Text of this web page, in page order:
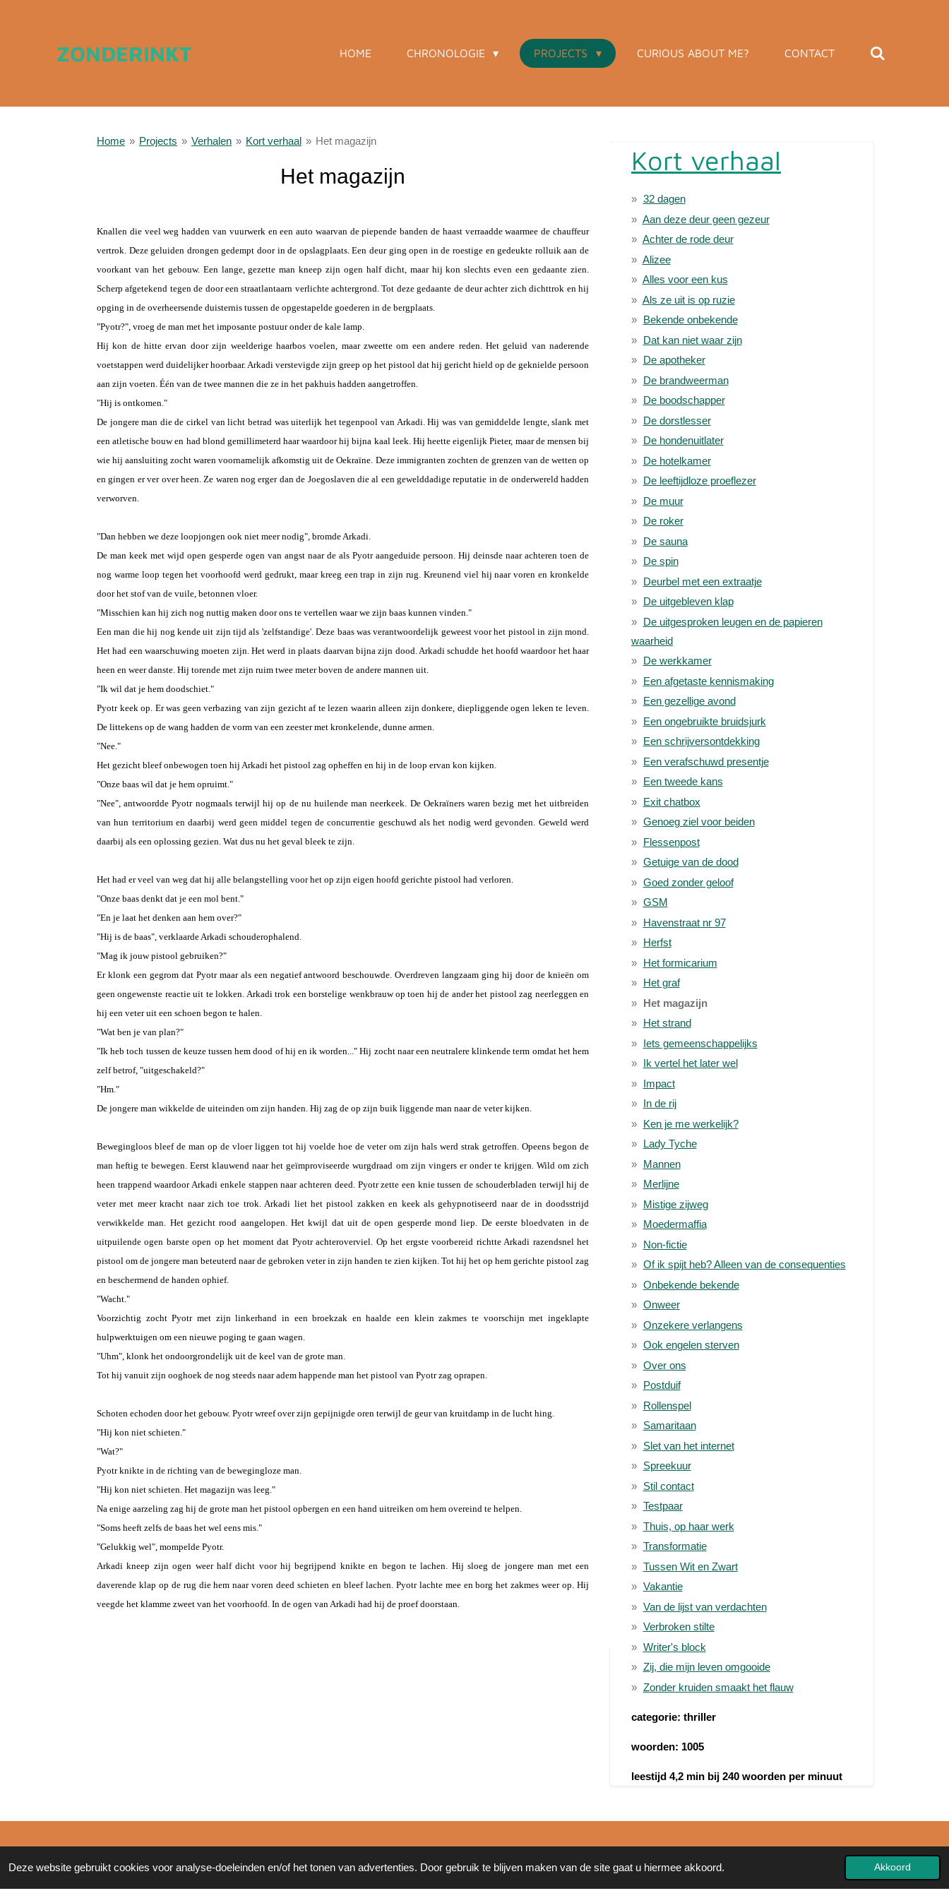
Deze website gebruikt cookies voor analyse-doeleinden en/of het tonen van advertenties. Door gebruik te blijven maken van de site gaat u hiermee akkoord. Akkoord
ZONDERINKT HOME CHRONOLOGIE PROJECTS CURIOUS ABOUT ME? CONTACT
Home » Projects » Verhalen » Kort verhaal » Het magazijn
Het magazijn
Knallen die veel weg hadden van vuurwerk en een auto waarvan de piepende banden de haast verraadde waarmee de chauffeur
vertrok. Deze geluiden drongen gedempt door in de opslagplaats. Een deur ging open in de roestige en gedeukte rolluik aan de
voorkant van het gebouw. Een lange, gezette man kneep zijn ogen half dicht, maar hij kon slechts even een gedaante zien.
Scherp afgetekend tegen de door een straatlantaarn verlichte achtergrond. Tot deze gedaante de deur achter zich dichttrok en hij
opging in de overheersende duisternis tussen de opgestapelde goederen in de bergplaats.
"Pyotr?", vroeg de man met het imposante postuur onder de kale lamp.
Hij kon de hitte ervan door zijn weelderige haarbos voelen, maar zweette om een andere reden. Het geluid van naderende
voetstappen werd duidelijker hoorbaar. Arkadi verstevigde zijn greep op het pistool dat hij gericht hield op de geknielde persoon
aan zijn voeten. Één van de twee mannen die ze in het pakhuis hadden aangetroffen.
"Hij is ontkomen."
De jongere man die de cirkel van licht betrad was uiterlijk het tegenpool van Arkadi. Hij was van gemiddelde lengte, slank met
een atletische bouw en had blond gemillimeterd haar waardoor hij bijna kaal leek. Hij heette eigenlijk Pieter, maar de mensen bij
wie hij aansluiting zocht waren voornamelijk afkomstig uit de Oekraïne. Deze immigranten zochten de grenzen van de wetten op
en gingen er ver over heen. Ze waren nog erger dan de Joegoslaven die al een gewelddadige reputatie in de onderwereld hadden
verworven.
"Dan hebben we deze loopjongen ook niet meer nodig", bromde Arkadi.
De man keek met wijd open gesperde ogen van angst naar de als Pyotr aangeduide persoon. Hij deinsde naar achteren toen de
nog warme loop tegen het voorhoofd werd gedrukt, maar kreeg een trap in zijn rug. Kreunend viel hij naar voren en kronkelde
door het stof van de vuile, betonnen vloer.
"Misschien kan hij zich nog nuttig maken door ons te vertellen waar we zijn baas kunnen vinden."
Een man die hij nog kende uit zijn tijd als 'zelfstandige'. Deze baas was verantwoordelijk geweest voor het pistool in zijn mond.
Het had een waarschuwing moeten zijn. Het werd in plaats daarvan bijna zijn dood. Arkadi schudde het hoofd waardoor het haar
heen en weer danste. Hij torende met zijn ruim twee meter boven de andere mannen uit.
"Ik wil dat je hem doodschiet."
Pyotr keek op. Er was geen verbazing van zijn gezicht af te lezen waarin alleen zijn donkere, diepliggende ogen leken te leven.
De littekens op de wang hadden de vorm van een zeester met kronkelende, dunne armen.
"Nee."
Het gezicht bleef onbewogen toen hij Arkadi het pistool zag opheffen en hij in de loop ervan kon kijken.
"Onze baas wil dat je hem opruimt."
"Nee", antwoordde Pyotr nogmaals terwijl hij op de nu huilende man neerkeek. De Oekraïners waren bezig met het uitbreiden
van hun territorium en daarbij werd geen middel tegen de concurrentie geschuwd als het nodig werd gevonden. Geweld werd
daarbij als een oplossing gezien. Wat dus nu het geval bleek te zijn.
Het had er veel van weg dat hij alle belangstelling voor het op zijn eigen hoofd gerichte pistool had verloren.
"Onze baas denkt dat je een mol bent."
"En je laat het denken aan hem over?"
"Hij is de baas", verklaarde Arkadi schouderophalend.
"Mag ik jouw pistool gebruiken?"
Er klonk een gegrom dat Pyotr maar als een negatief antwoord beschouwde. Overdreven langzaam ging hij door de knieën om
geen ongewenste reactie uit te lokken. Arkadi trok een borstelige wenkbrauw op toen hij de ander het pistool zag neerleggen en
hij een veter uit een schoen begon te halen.
"Wat ben je van plan?"
"Ik heb toch tussen de keuze tussen hem dood of hij en ik worden..." Hij zocht naar een neutralere klinkende term omdat het hem
zelf betrof, "uitgeschakeld?"
"Hm."
De jongere man wikkelde de uiteinden om zijn handen. Hij zag de op zijn buik liggende man naar de veter kijken.
Bewegingloos bleef de man op de vloer liggen tot hij voelde hoe de veter om zijn hals werd strak getroffen. Opeens begon de
man heftig te bewegen. Eerst klauwend naar het geïmproviseerde wurgdraad om zijn vingers er onder te krijgen. Wild om zich
heen trappend waardoor Arkadi enkele stappen naar achteren deed. Pyotr zette een knie tussen de schouderbladen terwijl hij de
veter met meer kracht naar zich toe trok. Arkadi liet het pistool zakken en keek als gehypnotiseerd naar de in doodsstrijd
verwikkelde man. Het gezicht rood aangelopen. Het kwijl dat uit de open gesperde mond liep. De eerste bloedvaten in de
uitpuilende ogen barste open op het moment dat Pyotr achteroverviel. Op het ergste voorbereid richtte Arkadi razendsnel het
pistool om de jongere man beteuterd naar de gebroken veter in zijn handen te zien kijken. Tot hij het op hem gerichte pistool zag
en beschermend de handen ophief.
"Wacht."
Voorzichtig zocht Pyotr met zijn linkerhand in een broekzak en haalde een klein zakmes te voorschijn met ingeklapte
hulpwerktuigen om een nieuwe poging te gaan wagen.
"Uhm", klonk het ondoorgrondelijk uit de keel van de grote man.
Tot hij vanuit zijn ooghoek de nog steeds naar adem happende man het pistool van Pyotr zag oprapen.
Schoten echoden door het gebouw. Pyotr wreef over zijn gepijnigde oren terwijl de geur van kruitdamp in de lucht hing.
"Hij kon niet schieten."
"Wat?"
Pyotr knikte in de richting van de bewegingloze man.
"Hij kon niet schieten. Het magazijn was leeg."
Na enige aarzeling zag hij de grote man het pistool opbergen en een hand uitreiken om hem overeind te helpen.
"Soms heeft zelfs de baas het wel eens mis."
"Gelukkig wel", mompelde Pyotr.
Arkadi kneep zijn ogen weer half dicht voor hij begrijpend knikte en begon te lachen. Hij sloeg de jongere man met een
daverende klap op de rug die hem naar voren deed schieten en bleef lachen. Pyotr lachte mee en borg het zakmes weer op. Hij
veegde het klamme zweet van het voorhoofd. In de ogen van Arkadi had hij de proef doorstaan.
Kort verhaal
32 dagen
Aan deze deur geen gezeur
Achter de rode deur
Alizee
Alles voor een kus
Als ze uit is op ruzie
Bekende onbekende
Dat kan niet waar zijn
De apotheker
De brandweerman
De boodschapper
De dorstlesser
De hondenuitlater
De hotelkamer
De leeftijdloze proeflezer
De muur
De roker
De sauna
De spin
Deurbel met een extraatje
De uitgebleven klap
De uitgesproken leugen en de papieren
waarheid
De werkkamer
Een afgetaste kennismaking
Een gezellige avond
Een ongebruikte bruidsjurk
Een schrijversontdekking
Een verafschuwd presentje
Een tweede kans
Exit chatbox
Genoeg ziel voor beiden
Flessenpost
Getuige van de dood
Goed zonder geloof
GSM
Havenstraat nr 97
Herfst
Het formicarium
Het graf
Het magazijn
Het strand
Iets gemeenschappelijks
Ik vertel het later wel
Impact
In de rij
Ken je me werkelijk?
Lady Tyche
Mannen
Merlijne
Mistige zijweg
Moedermaffia
Non-fictie
Of ik spijt heb? Alleen van de consequenties
Onbekende bekende
Onweer
Onzekere verlangens
Ook engelen sterven
Over ons
Postduif
Rollenspel
Samaritaan
Slet van het internet
Spreekuur
Stil contact
Testpaar
Thuis, op haar werk
Transformatie
Tussen Wit en Zwart
Vakantie
Van de lijst van verdachten
Verbroken stilte
Writer's block
Zij, die mijn leven omgooide
Zonder kruiden smaakt het flauw
categorie: thriller
woorden: 1005
leestijd 4,2 min bij 240 woorden per minuut
© 2011 - 2026 Zonderinkt.eu